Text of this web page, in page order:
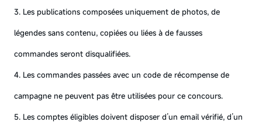
3. Les publications composées uniquement de photos, de
légendes sans contenu, copiées ou liées à de fausses
commandes seront disqualifiées.
4. Les commandes passées avec un code de récompense de
campagne ne peuvent pas être utilisées pour ce concours.
5. Les comptes éligibles doivent disposer d’un email vérifié, d’un